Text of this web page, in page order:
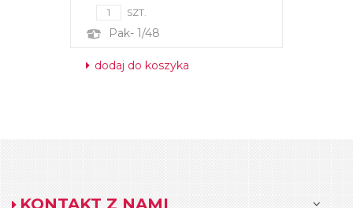
SZT.
Pak- 1/48
dodaj do koszyka
KONTAKT Z NAMI